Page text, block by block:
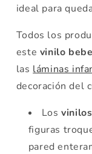
ideal para
Todos los
este vinilo bebe
las láminas
decoración del
Los
figuras
pared